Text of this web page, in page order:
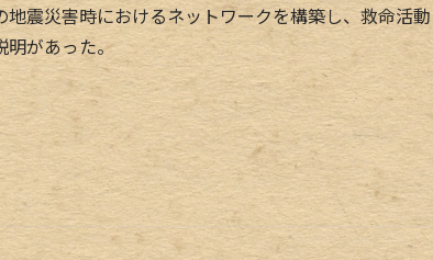
震災害時におけるネットワークを構築し、救命活動
明があった。